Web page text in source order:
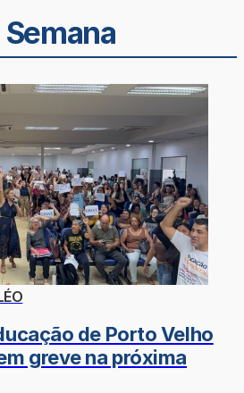
de Porto Velho
greve na próxima